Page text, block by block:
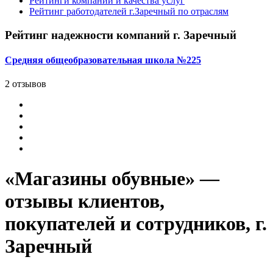
Рейтинг работодателей г.Заречный по отраслям
Рейтинг надежности компаний г. Заречный
Средняя общеобразовательная школа №225
2 отзывов
«Магазины обувные» —
отзывы клиентов,
покупателей и сотрудников, г.
Заречный